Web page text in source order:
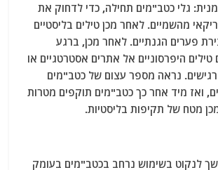
גלי כטב"מים תחילה, כדי לדחוק את
מהשמיים. לאחר מכן טילים בליסטיים
פערים הגנתיים. לאחר מכן, ברגע
היפרסוניים אל אתרים אסטרטגיים או
רגישים. נראה מספר עצום של כטב"מים
ואז מיד אחר כך כטב"מים תוקפים מטרות
מטח של תקיפות בליסטיות.
לנקוט בשימוש נרחב בכטב"מים בעומק